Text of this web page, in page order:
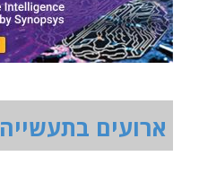
ארועים בתעשייה